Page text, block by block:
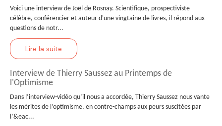
Voici une interview de Joël de Rosnay. Scientifique, prospectiviste
célèbre, conférencier et auteur d'une vingtaine de livres, il répond aux
questions de notr...
Lire la suite
Interview de Thierry Saussez au Printemps de
l'Optimisme
Dans l’interview-vidéo qu’il nous a accordée, Thierry Saussez nous vante
les mérites de l’optimisme, en contre-champs aux peurs suscitées par
l’&eac...